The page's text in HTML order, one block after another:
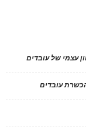
עובדים